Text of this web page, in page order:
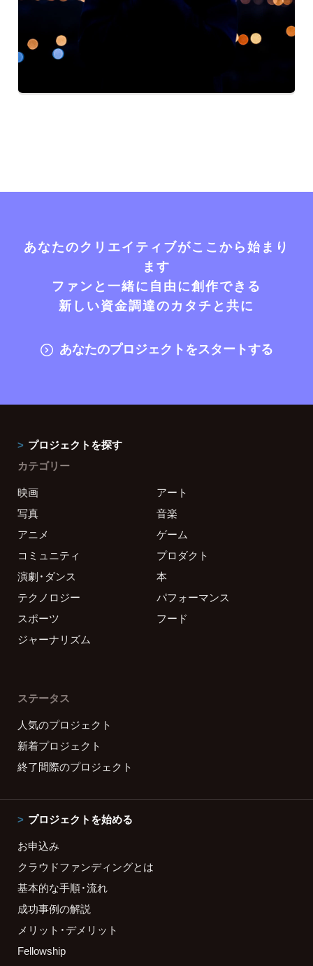
あなたのクリエイティブがここから始まり
ます
ファンと一緒に自由に創作できる
新しい資金調達のカタチと共に
あなたのプロジェクトをスタートする
プロジェクトを探す
カテゴリー
映画
アート
写真
音楽
アニメ
ゲーム
コミュニティ
プロダクト
演劇・ダンス
本
テクノロジー
パフォーマンス
スポーツ
フード
ジャーナリズム
ステータス
人気のプロジェクト
新着プロジェクト
終了間際のプロジェクト
プロジェクトを始める
お申込み
クラウドファンディングとは
基本的な手順・流れ
成功事例の解説
メリット・デメリット
Fellowship